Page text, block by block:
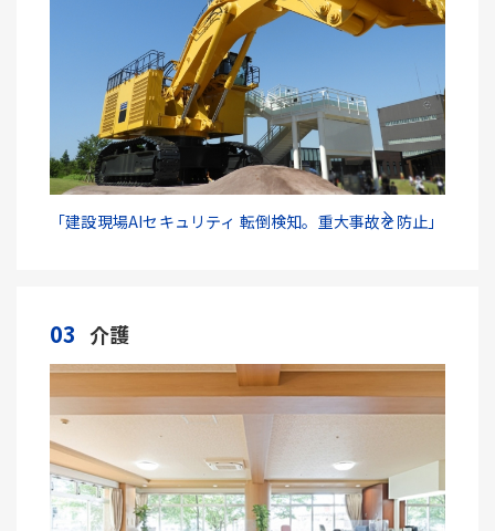
「建設現場AIセキュリティ 転倒検知。重大事故を防止」
03 介護